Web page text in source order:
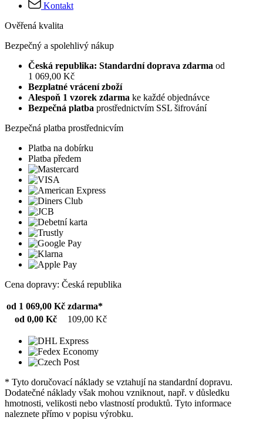
Kontakt
Ověřená kvalita
Bezpečný a spolehlivý nákup
Česká republika: Standardní doprava zdarma od
1 069,00 Kč
Bezplatné vrácení zboží
Alespoň 1 vzorek zdarma ke každé objednávce
Bezpečná platba prostřednictvím SSL šifrování
Bezpečná platba prostřednicvím
Platba na dobírku
Platba předem
Cena dopravy: Česká republika
od 1 069,00 Kč zdarma*
od 0,00 Kč
109,00 Kč
* Tyto doručovací náklady se vztahují na standardní dopravu.
Dodatečné náklady však mohou vzniknout, např. v důsledku
hmotnosti, velikosti nebo vlastností produktů. Tyto informace
naleznete přímo v popisu výrobku.